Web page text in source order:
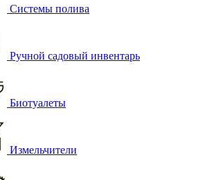
Системы полива
Ручной садовый инвентарь
Биотуалеты
Измельчители